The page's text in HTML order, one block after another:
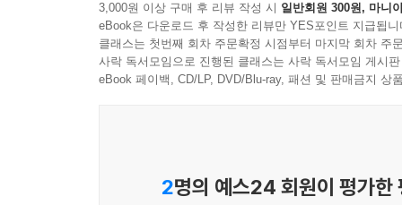
“당신의 삶 속에서 지금 이 순간의 행복을 발견할
이 물음은 곧 현대인의 일상 속에서 마음의 전환을
삶 전체를 바꾸는 ‘관점 전환의 힘’
깊은 성찰을 놓치게 만든다. 동아시아 전통은
3,000원 이상 구매 후 리뷰 작성 시 일반회원 300원, 마니
eBook은 다운로드 후 작성한 리뷰만 YES포인트 지급됩니
클래스는 첫번째 회차 주문확정 시점부터 마지막 회차 주
사락 독서모임으로 진행된 클래스는 사락 독서모임 게시
eBook 페이백, CD/LP, DVD/Blu-ray, 패션 및 판매금지 상
2명의 예스24 회원이 평가한